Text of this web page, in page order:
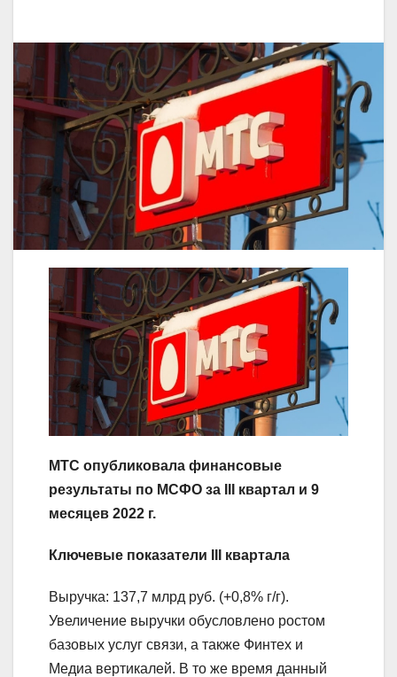
МТС опубликовала финансовые
результаты по МСФО за
III квартал и 9
месяцев 2022 г.
Ключевые показатели III квартала
Выручка: 137,7 млрд руб. (+0,8% г/г).
Увеличение выручки обусловлено ростом
базовых услуг связи, а также Финтех и
Медиа вертикалей. В то же время данный